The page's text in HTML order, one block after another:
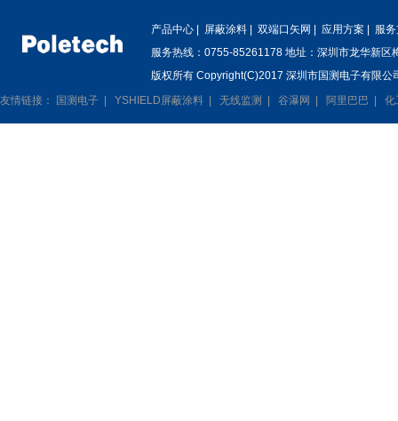
产品中心 屏蔽涂料 双端口矢网 应用方案
服
服务热线：0755-85261178 地址：深圳市龙华新区
版权所有 Copyright(C)2017 深圳市国测电子有限公
友情链接：
国测电子 YSHIELD屏蔽涂料 无线监测 谷瀑网 阿里巴巴 化